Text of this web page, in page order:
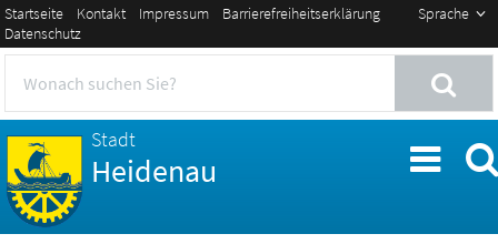
Sprache
Startseite Kontakt Impressum
Barrierefreiheitserklärung
Datenschutz
Stadt
Heidenau